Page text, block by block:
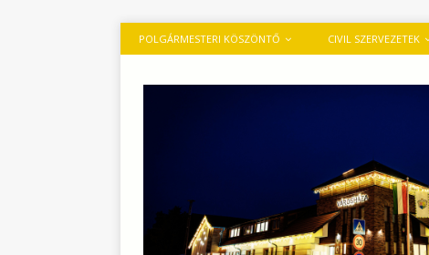
POLGÁRMESTERI KÖSZÖNTŐ CIVIL SZERVEZETEK